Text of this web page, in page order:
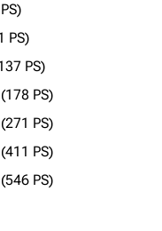
PS)
PS)
PS)
PS)
PS)
PS)